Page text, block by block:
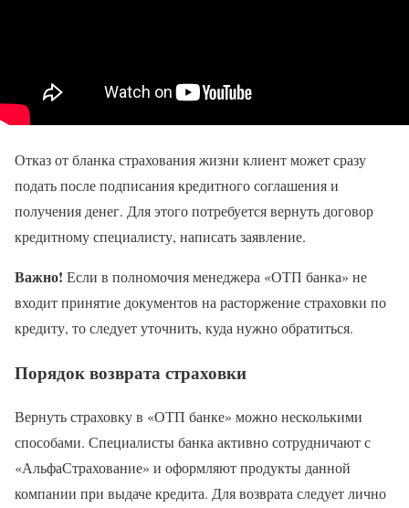
Отказ от бланка страхования жизни клиент может сразу
подать после подписания кредитного соглашения и
получения денег. Для этого потребуется вернуть договор
кредитному специалисту, написать заявление.
Важно! Если в полномочия менеджера «ОТП банка» не
входит принятие документов на расторжение страховки по
кредиту, то следует уточнить, куда нужно обратиться.
Порядок возврата страховки
Вернуть страховку в «ОТП банке» можно несколькими
способами. Специалисты банка активно сотрудничают с
«АльфаСтрахование» и оформляют продукты данной
компании при выдаче кредита. Для возврата следует лично